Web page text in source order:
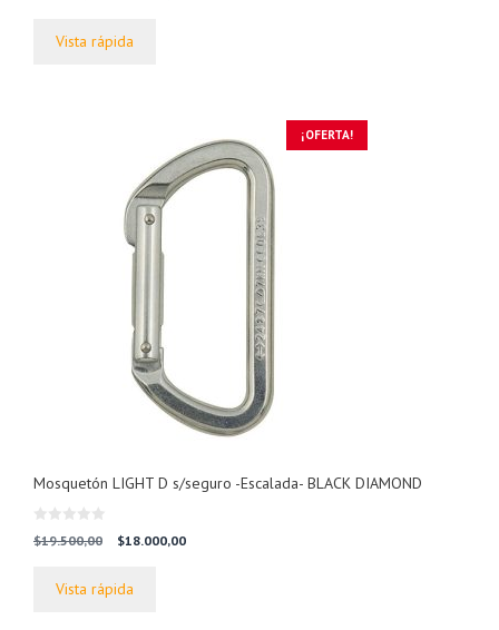
original
era:
Vista rápida
¡OFERTA!
Mosquetón LIGHT D s/seguro -Escalada- BLACK DIAMOND
0
d
$19.500,00
El
original
era:
$18.000,00El
Vista rápida